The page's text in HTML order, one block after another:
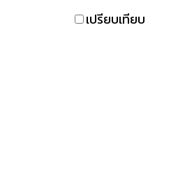
ประหยัด ประโยชน์จากคุณภาพ
เปรียบเทียบ